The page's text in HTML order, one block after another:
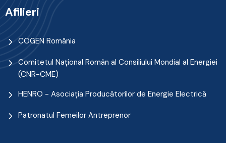
Afilieri
COGEN România
Comitetul Naţional Român al Consiliului Mondial al Energiei
(CNR-CME)
HENRO - Asociația Producătorilor de Energie Electrică
Patronatul Femeilor Antreprenor